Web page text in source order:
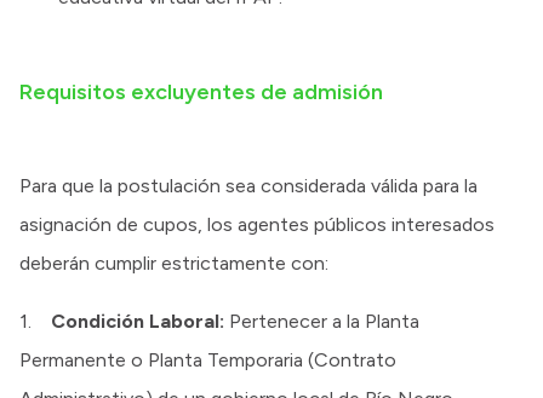
Requisitos excluyentes de admisión
Para que la postulación sea considerada válida para la
asignación de cupos, los agentes públicos interesados
deberán cumplir estrictamente con:
1. Condición Laboral: Pertenecer a la Planta
Permanente o Planta Temporaria (Contrato